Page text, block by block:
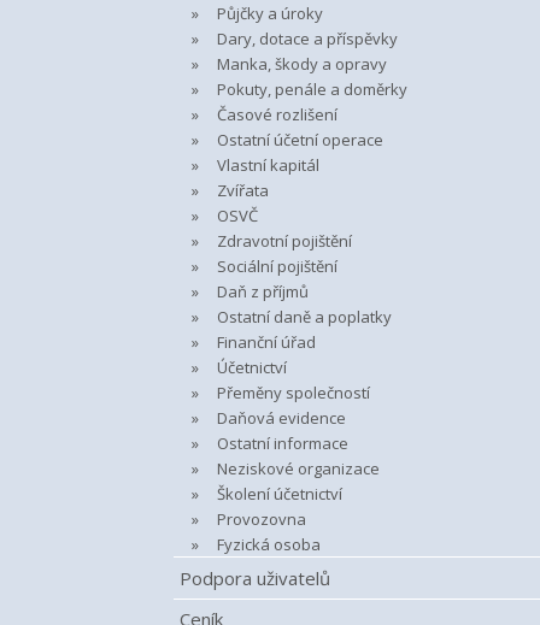
Půjčky a úroky
Dary, dotace a příspěvky
Manka, škody a opravy
Pokuty, penále a doměrky
Časové rozlišení
Ostatní účetní operace
Vlastní kapitál
Zvířata
OSVČ
Zdravotní pojištění
Sociální pojištění
Daň z příjmů
Ostatní daně a poplatky
Finanční úřad
Účetnictví
Přeměny společností
Daňová evidence
Ostatní informace
Neziskové organizace
Školení účetnictví
Provozovna
Fyzická osoba
Podpora uživatelů
Ceník